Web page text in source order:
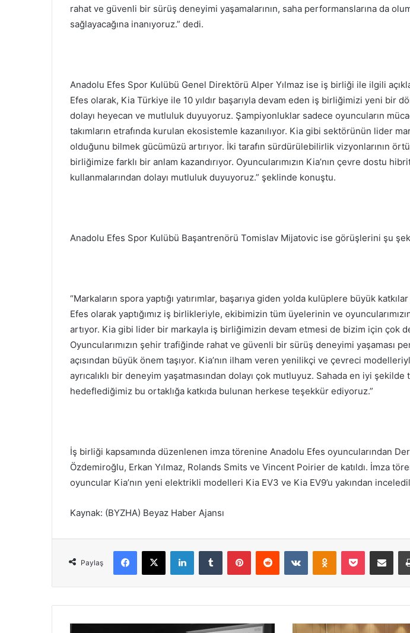
rahat ve güvenli bir sürüş deneyimi yaşamalarının, saha performanslarına da
sağlayacağına inanıyoruz.” dedi.
Anadolu Efes Spor Kulübü Genel Direktörü Alper Yılmaz ise iş birliği ile ilgili
Efes olarak, Kia Türkiye ile 10 yıldır başarıyla devam eden iş birliğimizi yeni bir
dolayı heyecan ve mutluluk duyuyoruz. Şampiyonluklar sadece oyuncuların
takımların etrafında kurulan ekosistemle kazanılıyor. Kia gibi sektörünün lider
olduğunu bilmek gücümüzü artırıyor. İki tarafın sürdürülebilirlik vizyonlarının
birliğimize farklı bir anlam kazandırıyor. Oyuncularımızın Kia’nın çevre dostu
kullanmalarından dolayı mutluluk duyuyoruz.” şeklinde konuştu.
Anadolu Efes Spor Kulübü Başantrenörü Tomislav Mijatovic ise görüşlerini şu
“Markaların spora yaptığı yatırımlar, başarıya giden yolda kulüplere büyük
Efes olarak yaptığımız iş birlikleriyle, ekibimizin tüm üyelerinin ve
artıyor. Kia gibi lider bir markayla iş birliğimizin devam etmesi de bizim için çok
Oyuncularımızın şehir trafiğinde rahat ve güvenli bir sürüş deneyimi yaşaması
açısından büyük önem taşıyor. Kia’nın ilham veren yenilikçi ve çevreci
ayrıcalıklı bir deneyim yaşatmasından dolayı çok mutluyuz. Sahada en iyi
hedeflediğimiz bu ortaklığa katkıda bulunan herkese teşekkür ediyoruz.”
İş birliği kapsamında düzenlenen imza törenine Anadolu Efes oyuncularından
Özdemiroğlu, Erkan Yılmaz, Rolands Smits ve Vincent Poirier de katıldı. İmza
oyuncular Kia’nın yeni elektrikli modelleri Kia EV3 ve Kia EV9’u yakından
Kaynak: (BYZHA) Beyaz Haber Ajansı
Paylaş
S